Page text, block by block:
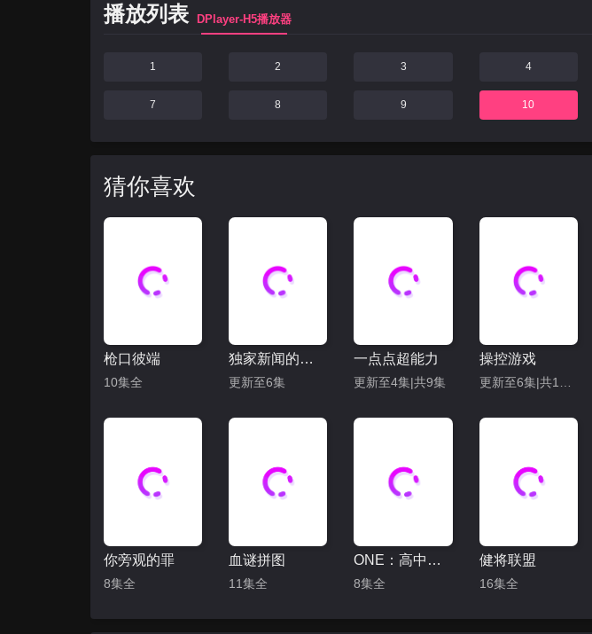
播放列表 DPlayer-H5播放器
1 2 3 4
7 8 9 10
猜你喜欢
枪口彼端
10集全
独家新闻的雏鸟
更新至6集
一点点超能力
更新至4集|共9集
操控游戏
你旁观的罪
8集全
血谜拼图
11集全
ONE：高中英雄们
8集全
健将联盟
16集全